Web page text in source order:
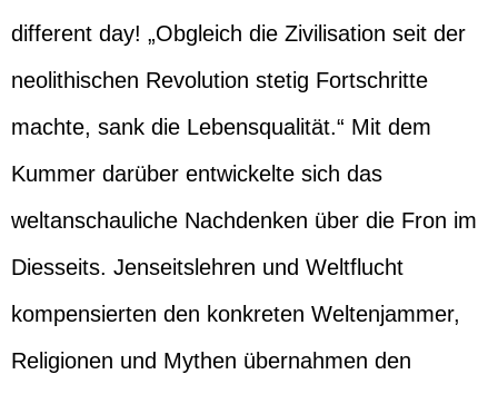
different day! „Obgleich die Zivilisation seit der
neolithischen Revolution stetig Fortschritte
machte, sank die Lebensqualität.“ Mit dem
Kummer darüber entwickelte sich das
weltanschauliche Nachdenken über die Fron im
Diesseits. Jenseitslehren und Weltflucht
kompensierten den konkreten Weltenjammer,
Religionen und Mythen übernahmen den